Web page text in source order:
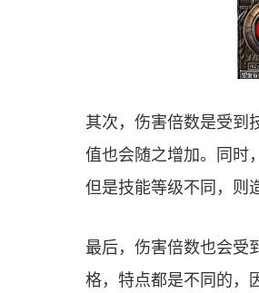
其次，伤害倍数是受到
值也会随之增加。同时
但是技能等级不同，则
最后，伤害倍数也会受
格，特点都是不同的，